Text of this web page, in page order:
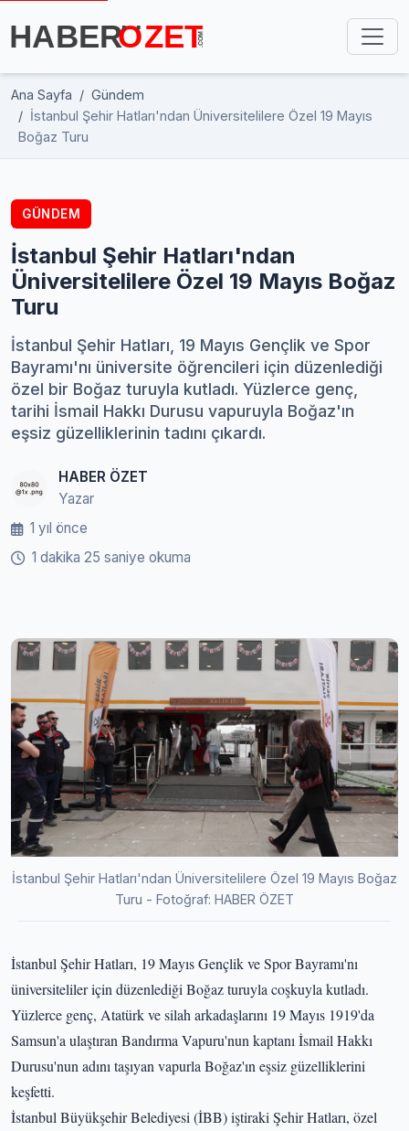
Ana Sayfa
Gündem
İstanbul Şehir Hatları'ndan Üniversitelilere Özel 19 Mayıs
Boğaz Turu
GÜNDEM
İstanbul Şehir Hatları'ndan
Üniversitelilere Özel 19 Mayıs Boğaz
Turu
İstanbul Şehir Hatları, 19 Mayıs Gençlik ve Spor
Bayramı'nı üniversite öğrencileri için düzenlediği
özel bir Boğaz turuyla kutladı. Yüzlerce genç,
tarihi İsmail Hakkı Durusu vapuruyla Boğaz'ın
eşsiz güzelliklerinin tadını çıkardı.
HABER ÖZET
Yazar
1 yıl önce
1 dakika 25 saniye okuma
İstanbul Şehir Hatları'ndan Üniversitelilere Özel 19 Mayıs Boğaz
Turu - Fotoğraf: HABER ÖZET
İstanbul Şehir Hatları, 19 Mayıs Gençlik ve Spor Bayramı'nı
üniversiteliler için düzenlediği Boğaz turuyla coşkuyla kutladı.
Yüzlerce genç, Atatürk ve silah arkadaşlarını 19 Mayıs 1919'da
Samsun'a ulaştıran Bandırma Vapuru'nun kaptanı İsmail Hakkı
Durusu'nun adını taşıyan vapurla Boğaz'ın eşsiz güzelliklerini
keşfetti.
İstanbul Büyükşehir Belediyesi (İBB) iştiraki Şehir Hatları, özel